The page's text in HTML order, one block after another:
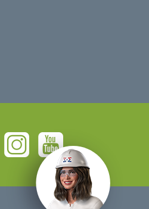
Facebook Instagram